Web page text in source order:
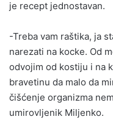
je recept jednostavan.
-Treba vam raštika, ja
narezati na kocke. Od
odvojim od kostiju i na
bravetinu da malo da
čišćenje organizma
umirovljenik Miljenko.